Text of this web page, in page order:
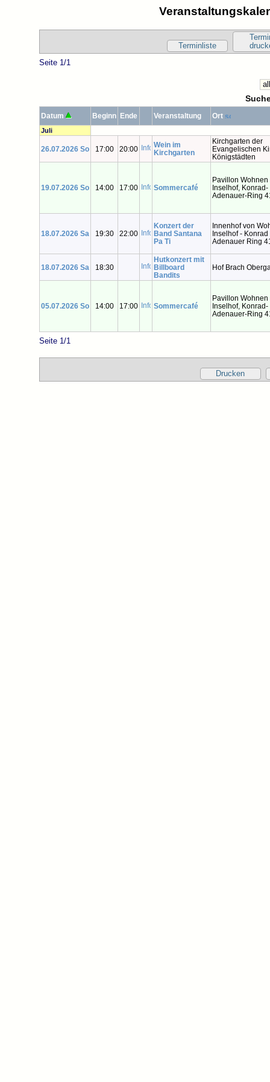
Terminliste
Seite 1/1
Datum Beginn Ende Veranstaltung Ort
Juli
26.07.2026 So 17:00 20:00
Wein im
Kirchgarten
Kirchgarten der
Evangelischen
Königstädten
19.07.2026 So 14:00 17:00 Sommercafé
Pavillon Wohnen
Inselhof, Konrad-
Adenauer-Ring
18.07.2026 Sa 19:30 22:00
Konzert der
Band Santana
Pa Ti
Innenhof von
Inselhof - Konrad
Adenauer Ring
18.07.2026 Sa 18:30
Hutkonzert mit
Billboard
Bandits
Hof Brach
05.07.2026 So 14:00 17:00 Sommercafé
Pavillon Wohnen
Inselhof, Konrad-
Adenauer-Ring
Seite 1/1
Drucken